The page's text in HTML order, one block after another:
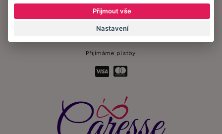
Zůstaňte s námi v kontaktu.
Přijímáme platby:
Přijmout vše
Nastavení